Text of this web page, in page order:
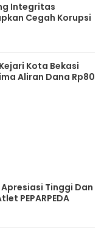
Integritas
Cegah Korupsi
Kota Bekasi
Aliran Dana Rp80
Tinggi Dan
PEPARPEDA